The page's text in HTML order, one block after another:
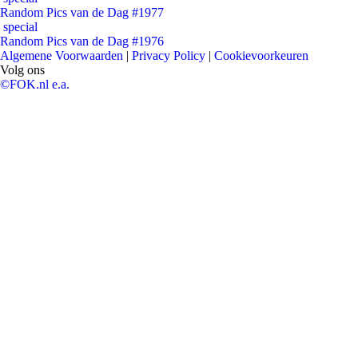
Random Pics van de Dag #1977
special
Random Pics van de Dag #1976
Algemene Voorwaarden | Privacy Policy | Cookievoorkeuren
Volg ons
©FOK.nl e.a.